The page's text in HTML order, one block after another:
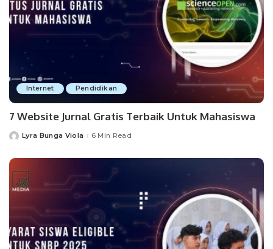
Internet Pendidikan
7 Website Jurnal Gratis Terbaik Untuk Mahasiswa
PostedLyra Bunga Viola 6 Min Read